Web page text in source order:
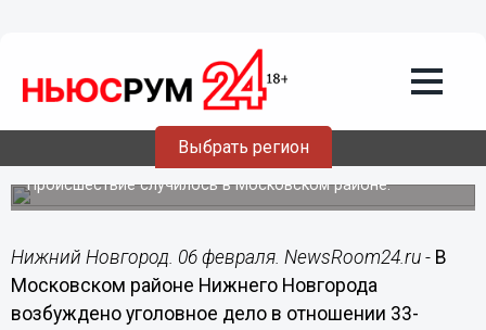
Выбрать регион
Сотрудник муниципального
учреждения задержан за взятку в
Нижнем Новгороде
Происшествие случилось в Московском районе.
Нижний Новгород. 06 февраля. NewsRoom24.ru - В
Московском районе Нижнего Новгорода
возбуждено уголовное дело в отношении 33-